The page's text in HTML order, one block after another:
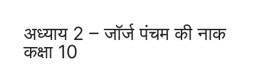
अध्याय 2 – जॉर्ज पंचम की नाक
कक्षा 10